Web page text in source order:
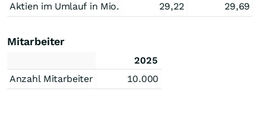
Aktien im Umlauf in Mio.
29,22 29,69
Mitarbeiter
2025
Anzahl Mitarbeiter
10.000